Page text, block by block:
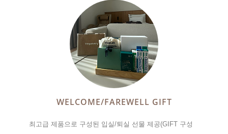
WELCOME/FAREWELL GIFT
최고급 제품으로 구성된 입실/퇴실 선물 제공(GIFT 구성